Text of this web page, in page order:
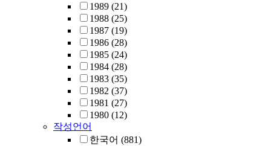
1989 (21)
1988 (25)
1987 (19)
1986 (28)
1985 (24)
1984 (28)
1983 (35)
1982 (37)
1981 (27)
1980 (12)
작성언어
한국어 (881)